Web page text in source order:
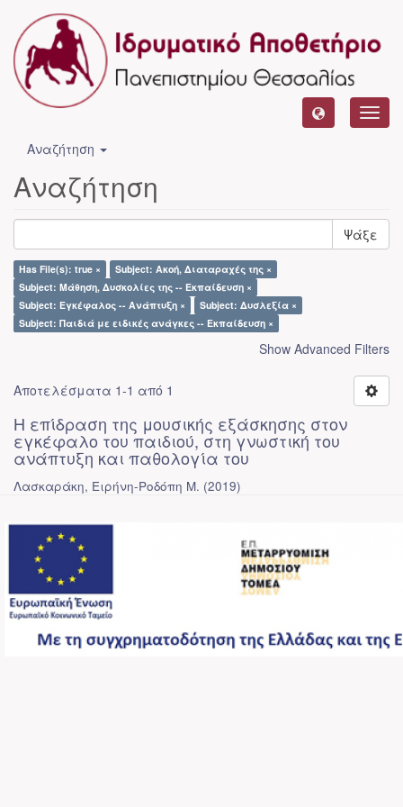
Αναζήτηση
Αναζήτηση
Ψάξε
Has File(s): true ×
Subject: Ακοή, Διαταραχές της ×
Subject: Μάθηση, Δυσκολίες της -- Εκπαίδευση ×
Subject: Εγκέφαλος -- Ανάπτυξη ×
Subject: Δυσλεξία ×
Subject: Παιδιά με ειδικές ανάγκες -- Εκπαίδευση ×
Show Advanced Filters
Αποτελέσματα 1-1 από 1
Η επίδραση της μουσικής εξάσκησης στον
εγκέφαλο του παιδιού, στη γνωστική του
ανάπτυξη και παθολογία του
Λασκαράκη, Ειρήνη-Ροδόπη Μ. (2019)